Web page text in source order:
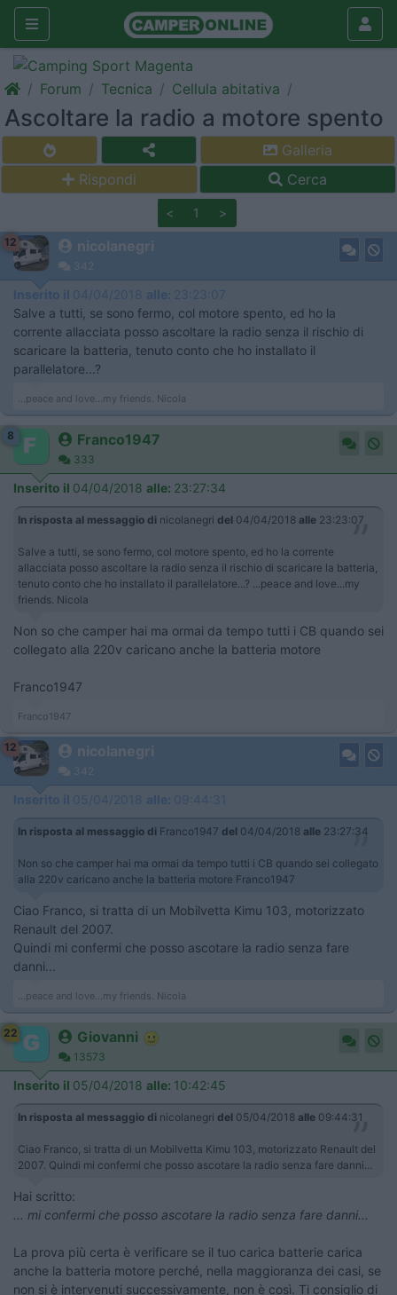
Forum Tecnica Cellula abitativa
Ascoltare la radio a motore spento
Galleria
Rispondi
Cerca
< 1 >
12 nicolanegri
342
Inserito il 04/04/2018 alle: 23:23:07
Salve a tutti, se sono fermo, col motore spento, ed ho la
corrente allacciata posso ascoltare la radio senza il rischio di
scaricare la batteria, tenuto conto che ho installato il
parallelatore...?
...peace and love...my friends. Nicola
8 Franco1947
333
Inserito il 04/04/2018 alle: 23:27:34
In risposta al messaggio di nicolanegri del 04/04/2018 alle 23:23:07
Salve a tutti, se sono fermo, col motore spento, ed ho la corrente
allacciata posso ascoltare la radio senza il rischio di scaricare la batteria,
tenuto conto che ho installato il parallelatore...? ...peace and love...my
friends. Nicola
Non so che camper hai ma ormai da tempo tutti i CB quando sei
collegato alla 220v caricano anche la batteria motore
Franco1947
Franco1947
12 nicolanegri
342
Inserito il 05/04/2018 alle: 09:44:31
In risposta al messaggio di Franco1947 del 04/04/2018 alle 23:27:34
Non so che camper hai ma ormai da tempo tutti i CB quando sei collegato
alla 220v caricano anche la batteria motore Franco1947
Ciao Franco, si tratta di un Mobilvetta Kimu 103, motorizzato
Renault del 2007.
Quindi mi confermi che posso ascotare la radio senza fare
danni...
...peace and love...my friends. Nicola
22 Giovanni
13573
Inserito il 05/04/2018 alle: 10:42:45
In risposta al messaggio di nicolanegri del 05/04/2018 alle 09:44:31
Ciao Franco, si tratta di un Mobilvetta Kimu 103, motorizzato Renault del
2007. Quindi mi confermi che posso ascotare la radio senza fare danni...
Hai scritto:
... mi confermi che posso ascotare la radio senza fare danni...
La prova più certa è verificare se il tuo carica batterie carica
anche la batteria motore perché, nella maggioranza dei casi, se
non si è intervenuti successivamente, non è così. Ti consiglio di